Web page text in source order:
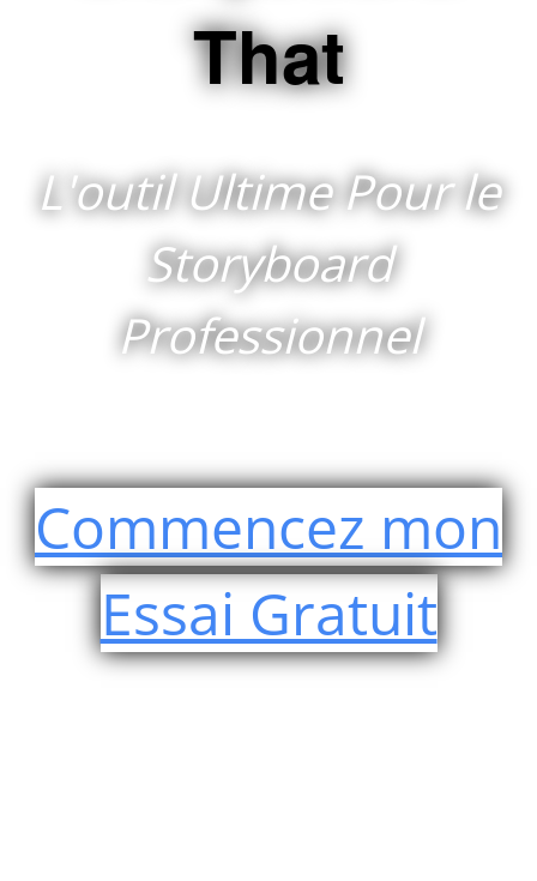
That
L'outil Ultime Pour le
Storyboard
Professionnel
Commencez mon
Essai Gratuit